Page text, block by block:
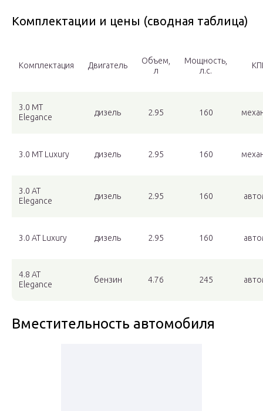
Комплектации и цены (сводная таблица)
Комплектация Двигатель
Объем,
л
Мощность,
л.с.
3.0 MT
Elegance
дизель 2.95 160
3.0 MT Luxury дизель 2.95 160
3.0 AT
Elegance
дизель 2.95 160
3.0 AT Luxury дизель 2.95 160
4.8 AT
Elegance
бензин 4.76 245
Вместительность автомобиля